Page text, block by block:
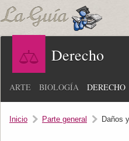
Derecho
ARTE BIOLOGÍA DERECHO
Inicio Parte general Daños